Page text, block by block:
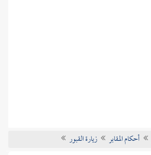
أحكام المقابر زيارة القبور